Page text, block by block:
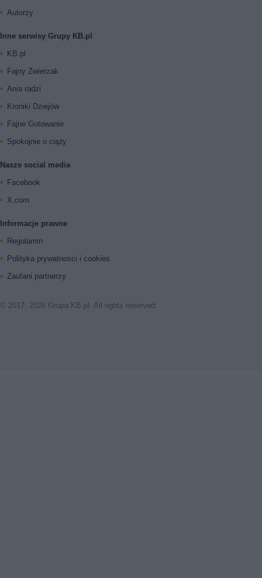
Autorzy
Inne serwisy Grupy KB.pl
KB.pl
Fajny Zwierzak
Ania radzi
Kroniki Dziejów
Fajne Gotowanie
Spokojnie o ciąży
Nasze social media
Facebook
X.com
Informacje prawne
Regulamin
Polityka prywatnosci i cookies
Zaufani partnerzy
© 2017- 2026 Grupa KB.pl. All rights reserved.